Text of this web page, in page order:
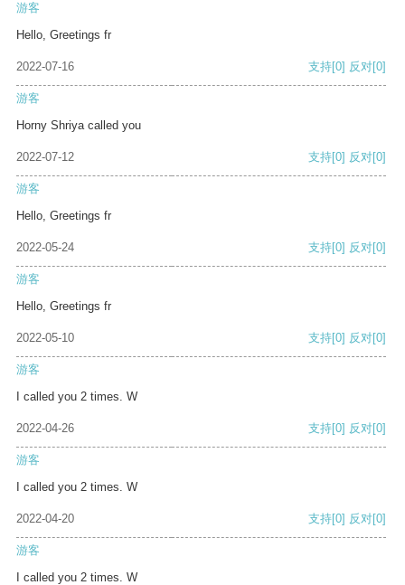
游客
Hello, Greetings fr
2022-07-16 支持[0] 反对[0]
游客
Horny Shriya called you
2022-07-12 支持[0] 反对[0]
游客
Hello, Greetings fr
2022-05-24 支持[0] 反对[0]
游客
Hello, Greetings fr
2022-05-10 支持[0] 反对[0]
游客
I called you 2 times. W
2022-04-26 支持[0] 反对[0]
游客
I called you 2 times. W
2022-04-20 支持[0] 反对[0]
游客
I called you 2 times. W